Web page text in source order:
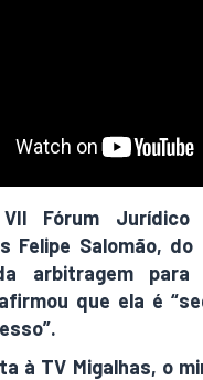
Fórum
Felipe Salomão, do
arbitragem para
que ela é
à TV Migalhas, o